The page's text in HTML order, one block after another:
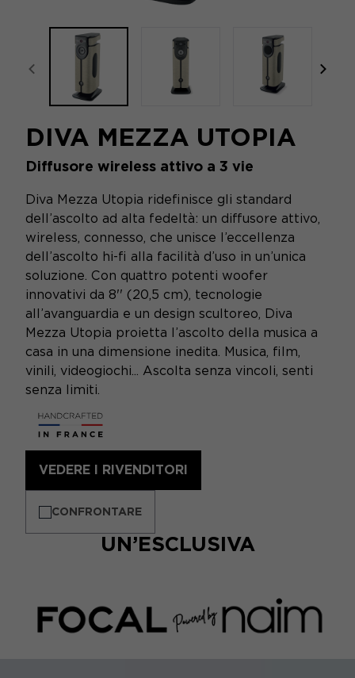
focal-naim-frontent::misc.prev_label
DIVA MEZZA UTOPIA
Diffusore wireless attivo a 3 vie
Diva Mezza Utopia ridefinisce gli standard
dell’ascolto ad alta fedeltà: un diffusore attivo,
wireless, connesso, che unisce l’eccellenza
dell’ascolto hi-fi alla facilità d’uso in un’unica
soluzione. Con quattro potenti woofer
innovativi da 8'' (20,5 cm), tecnologie
all’avanguardia e un design scultoreo, Diva
Mezza Utopia proietta l’ascolto della musica a
casa in una dimensione inedita. Musica, film,
vinili, videogiochi... Ascolta senza vincoli, senti
senza limiti.
VEDERE I RIVENDITORI
CONFRONTARE
UN’ESCLUSIVA